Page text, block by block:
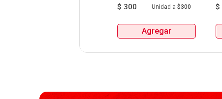
$ 300 Unidad a$300
Agregar
$